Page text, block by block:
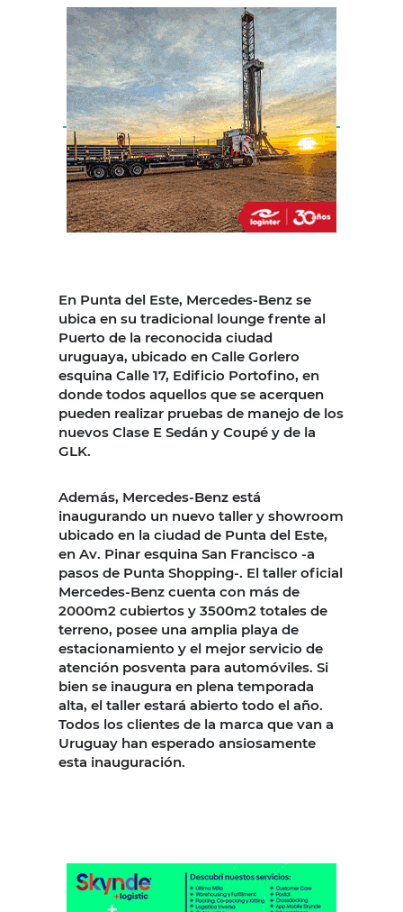
En Punta del Este, Mercedes-Benz se
ubica en su tradicional lounge frente al
Puerto de la reconocida ciudad
uruguaya, ubicado en Calle Gorlero
esquina Calle 17, Edificio Portofino, en
donde todos aquellos que se acerquen
pueden realizar pruebas de manejo de los
nuevos Clase E Sedán y Coupé y de la
GLK.
Además, Mercedes-Benz está
inaugurando un nuevo taller y showroom
ubicado en la ciudad de Punta del Este,
en Av. Pinar esquina San Francisco -a
pasos de Punta Shopping-. El taller oficial
Mercedes-Benz cuenta con más de
2000m2 cubiertos y 3500m2 totales de
terreno, posee una amplia playa de
estacionamiento y el mejor servicio de
atención posventa para automóviles. Si
bien se inaugura en plena temporada
alta, el taller estará abierto todo el año.
Todos los clientes de la marca que van a
Uruguay han esperado ansiosamente
esta inauguración.